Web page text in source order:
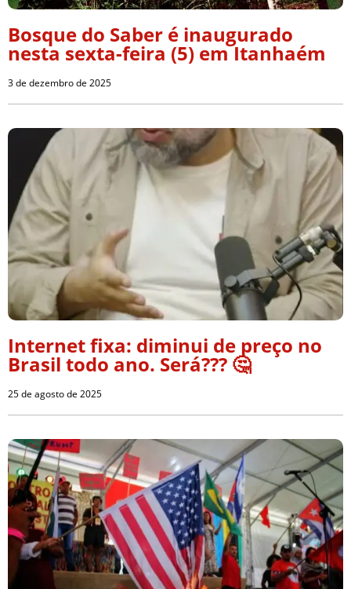
Bosque do Saber é inaugurado
nesta sexta-feira (5) em Itanhaém
3 de dezembro de 2025
Internet fixa: diminui de preço no
Brasil todo ano. Será??? 🤔
25 de agosto de 2025